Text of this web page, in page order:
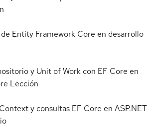
Entity Framework Core en desarrollo
y Unit of Work con EF Core en
Lección
y consultas EF Core en ASP.NET